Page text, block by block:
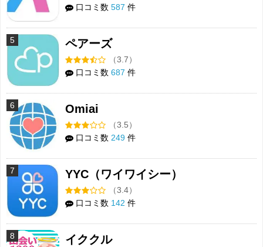
口コミ数 587 件
5 ペアーズ
（3.7）
口コミ数 687 件
6 Omiai
（3.5）
口コミ数 249 件
7 YYC（ワイワイシー）
（3.4）
口コミ数 142 件
8 イククル